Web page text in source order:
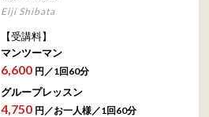
Eiji Shibata
【受講料】
マンツーマン
6,600 円／1回60分
グループレッスン
4,750 円／お一人様／1回60分